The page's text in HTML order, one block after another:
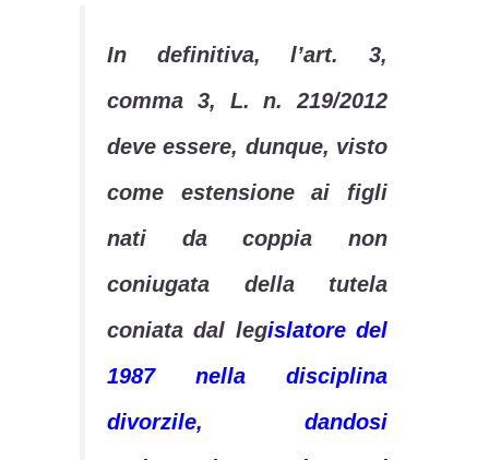
In definitiva, l’art. 3,
comma 3, L. n. 219/2012
deve essere, dunque, visto
come estensione ai figli
nati da coppia non
coniugata della tutela
coniata dal legislatore del
1987 nella disciplina
divorzile, dandosi